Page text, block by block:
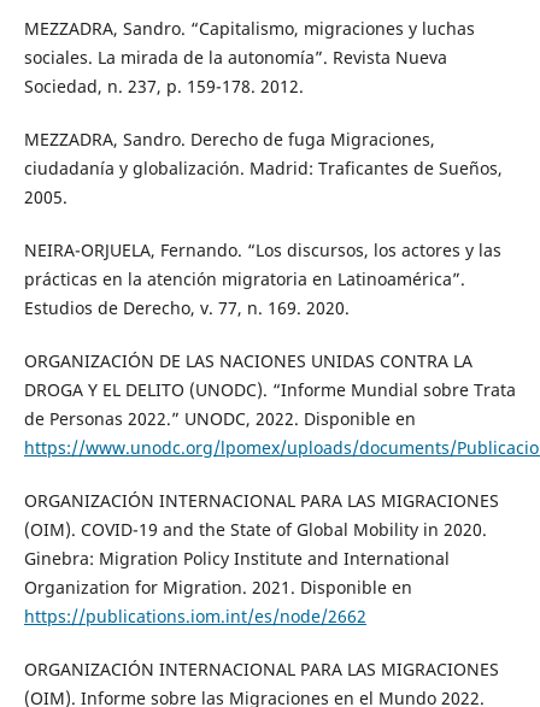
MEZZADRA, Sandro. “Capitalismo, migraciones y luchas
sociales. La mirada de la autonomía”. Revista Nueva
Sociedad, n. 237, p. 159-178. 2012.
MEZZADRA, Sandro. Derecho de fuga Migraciones,
ciudadanía y globalización. Madrid: Traficantes de Sueños,
2005.
NEIRA-ORJUELA, Fernando. “Los discursos, los actores y las
prácticas en la atención migratoria en Latinoamérica”.
Estudios de Derecho, v. 77, n. 169. 2020.
ORGANIZACIÓN DE LAS NACIONES UNIDAS CONTRA LA
DROGA Y EL DELITO (UNODC). “Informe Mundial sobre Trata
de Personas 2022.” UNODC, 2022. Disponible en
https://www.unodc.org/lpomex/uploads/documents/
ORGANIZACIÓN INTERNACIONAL PARA LAS MIGRACIONES
(OIM). COVID-19 and the State of Global Mobility in 2020.
Ginebra: Migration Policy Institute and International
Organization for Migration. 2021. Disponible en
https://publications.iom.int/es/node/2662
ORGANIZACIÓN INTERNACIONAL PARA LAS MIGRACIONES
(OIM). Informe sobre las Migraciones en el Mundo 2022.